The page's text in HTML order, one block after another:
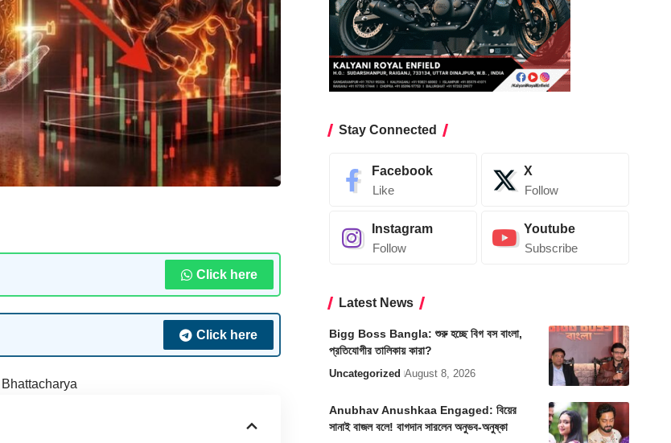
Click here
Click here
Stay Connected
Facebook
Like
X
Follow
Instagram
Follow
Youtube
Subscribe
Latest News
Bigg Boss Bangla: শুরু হচ্ছে বিগ বস বাংলা,
প্রতিযোগীর তালিকায় কারা?
Uncategorized August 8, 2026
Anubhav Anushkaa Engaged: বিয়ের
সানাই বাজল বলে! বাগদান সারলেন অনুভব-অনুষ্কা